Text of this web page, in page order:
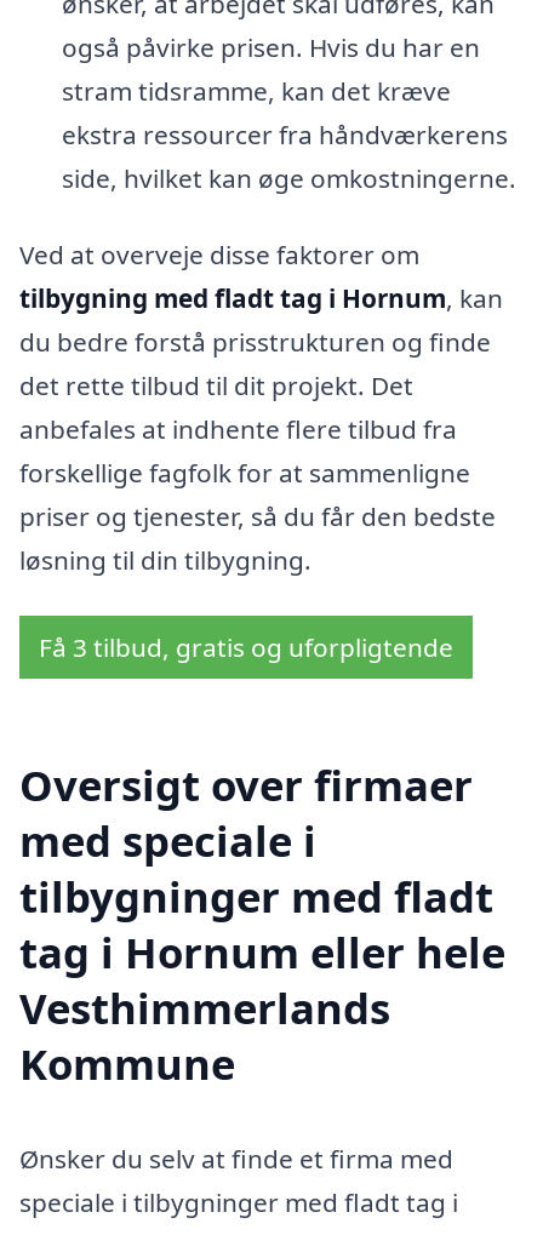
også påvirke prisen. Hvis du har en
stram tidsramme, kan det kræve
ekstra ressourcer fra håndværkerens
side, hvilket kan øge omkostningerne.
Ved at overveje disse faktorer om
tilbygning med fladt tag i Hornum, kan
du bedre forstå prisstrukturen og finde
det rette tilbud til dit projekt. Det
anbefales at indhente flere tilbud fra
forskellige fagfolk for at sammenligne
priser og tjenester, så du får den bedste
løsning til din tilbygning.
Få 3 tilbud, gratis og uforpligtende
Oversigt over firmaer
med speciale i
tilbygninger med fladt
tag i Hornum eller hele
Vesthimmerlands
Kommune
Ønsker du selv at finde et firma med
speciale i tilbygninger med fladt tag i